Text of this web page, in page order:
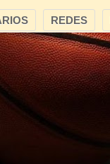
REDES